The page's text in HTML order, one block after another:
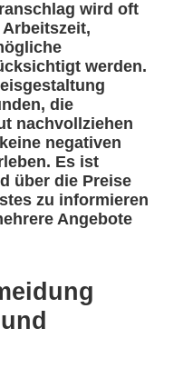
wird oft
werden.
die
nachvollziehen
negativen
Es ist
über die Preise
zu informieren
Angebote